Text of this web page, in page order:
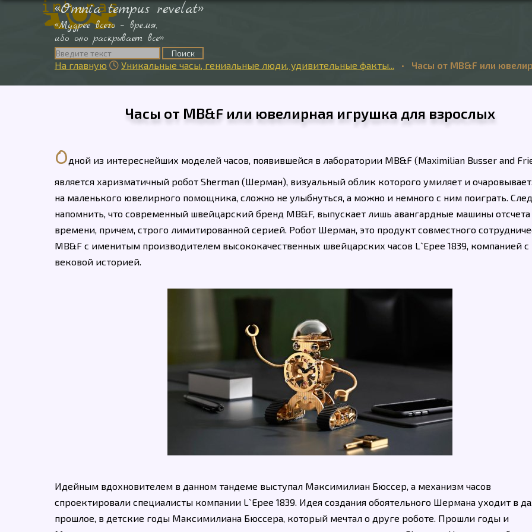
«Omnia tempus revelat»
«Мудрее всего – время,
ибо оно раскрывает все»
На главную  Уникальные часы, гениальные люди, удивительные факты... • Часы от МB&F или
Часы от МB&F или ювелирная игрушка для взрослых
Одной из интереснейших моделей часов, появившейся в лаборатории MB&F (Maximilian Busser and
является харизматичный робот Sherman (Шерман), визуальный облик которого умиляет и
на маленького ювелирного помощника, сложно не улыбнуться, а можно и немного с ним поиграть.
напомнить, что современный швейцарский бренд MB&F, выпускает лишь авангардные машины отсчета
времени, причем, строго лимитированной серией. Робот Шерман, это продукт совместного
MB&F с именитым производителем высококачественных швейцарских часов L`Epee 1839, компанией с
вековой историей.
Идейным вдохновителем в данном тандеме выступал Максимилиан Бюссер, а механизм часов
спроектировали специалисты компании L`Epee 1839. Идея создания обоятельного Шермана уходит в
прошлое, в детские годы Максимилиана Бюссера, который мечтал о друге роботе. Прошли годы и